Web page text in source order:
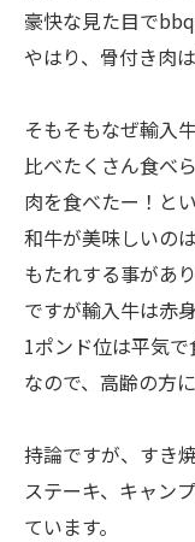
豪快な見た目で
やはり、骨付き肉
そもそもなぜ輸入
比べたくさん食べ
肉を食べたー！と
和牛が美味しいの
もたれする事があり
ですが輸入牛は赤
1ポンド位は平気で
なので、高齢の方
持論ですが、すき
ステーキ、キャン
ています。